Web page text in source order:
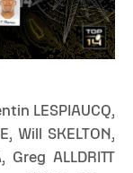
LESPIAUCQ,
Will SKELTON,
Greg ALLDRITT